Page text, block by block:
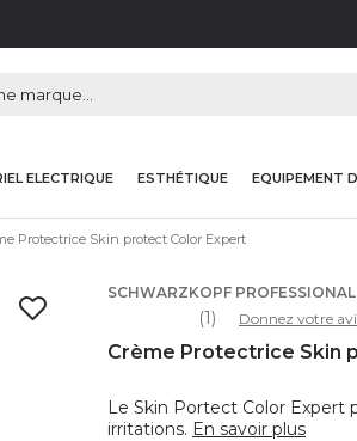
ELECTRIQUE ESTHÉTIQUE EQUIPEMENT
Protectrice Skin protect Color Expert
SCHWARZKOPF PROFESSIONAL
(1) Donnez votre
Crème Protectrice Skin
Le Skin Portect Color
irritations. En savoir plus